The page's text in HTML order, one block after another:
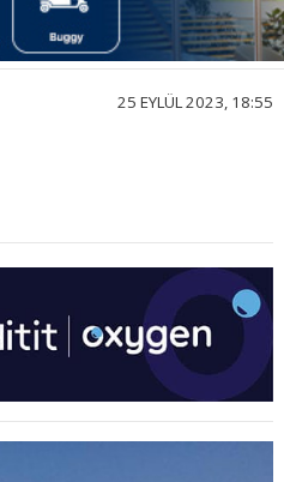
25 EYLÜL 2023, 18:55